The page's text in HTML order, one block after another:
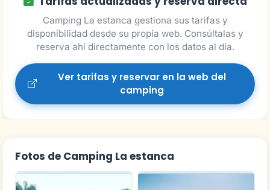
Camping La estanca gestiona sus tarifas y
disponibilidad desde su propia web. Consúltalas y
reserva ahí directamente con los datos al día.
Ver tarifas y reservar en la web del
camping
Fotos de Camping La estanca